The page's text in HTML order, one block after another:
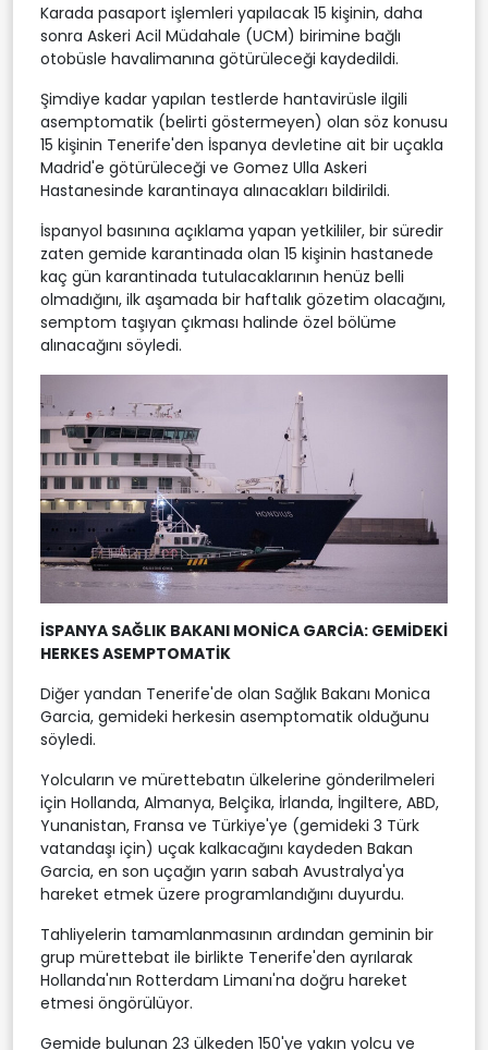
Karada pasaport işlemleri yapılacak 15 kişinin, daha
sonra Askeri Acil Müdahale (UCM) birimine bağlı
otobüsle havalimanına götürüleceği kaydedildi.
Şimdiye kadar yapılan testlerde hantavirüsle ilgili
asemptomatik (belirti göstermeyen) olan söz konusu
15 kişinin Tenerife'den İspanya devletine ait bir uçakla
Madrid'e götürüleceği ve Gomez Ulla Askeri
Hastanesinde karantinaya alınacakları bildirildi.
İspanyol basınına açıklama yapan yetkililer, bir süredir
zaten gemide karantinada olan 15 kişinin hastanede
kaç gün karantinada tutulacaklarının henüz belli
olmadığını, ilk aşamada bir haftalık gözetim olacağını,
semptom taşıyan çıkması halinde özel bölüme
alınacağını söyledi.
İSPANYA SAĞLIK BAKANI MONİCA GARCİA: GEMİDEKİ
HERKES ASEMPTOMATİK
Diğer yandan Tenerife'de olan Sağlık Bakanı Monica
Garcia, gemideki herkesin asemptomatik olduğunu
söyledi.
Yolcuların ve mürettebatın ülkelerine gönderilmeleri
için Hollanda, Almanya, Belçika, İrlanda, İngiltere, ABD,
Yunanistan, Fransa ve Türkiye'ye (gemideki 3 Türk
vatandaşı için) uçak kalkacağını kaydeden Bakan
Garcia, en son uçağın yarın sabah Avustralya'ya
hareket etmek üzere programlandığını duyurdu.
Tahliyelerin tamamlanmasının ardından geminin bir
grup mürettebat ile birlikte Tenerife'den ayrılarak
Hollanda'nın Rotterdam Limanı'na doğru hareket
etmesi öngörülüyor.
Gemide bulunan 23 ülkeden 150'ye yakın yolcu ve